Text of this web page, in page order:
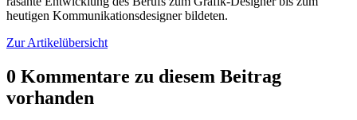
heutigen Kommunikationsdesigner bildeten.
Zur Artikelübersicht
0 Kommentare zu diesem Beitrag
vorhanden